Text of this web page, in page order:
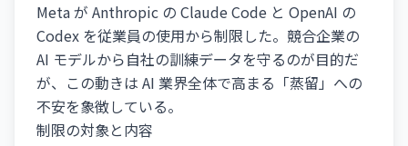
Meta が Anthropic の Claude Code と OpenAI の
Codex を従業員の使用から制限した。競合企業の
AI モデルから自社の訓練データを守るのが目的だ
が、この動きは AI 業界全体で高まる「蒸留」への
不安を象徴している。
制限の対象と内容